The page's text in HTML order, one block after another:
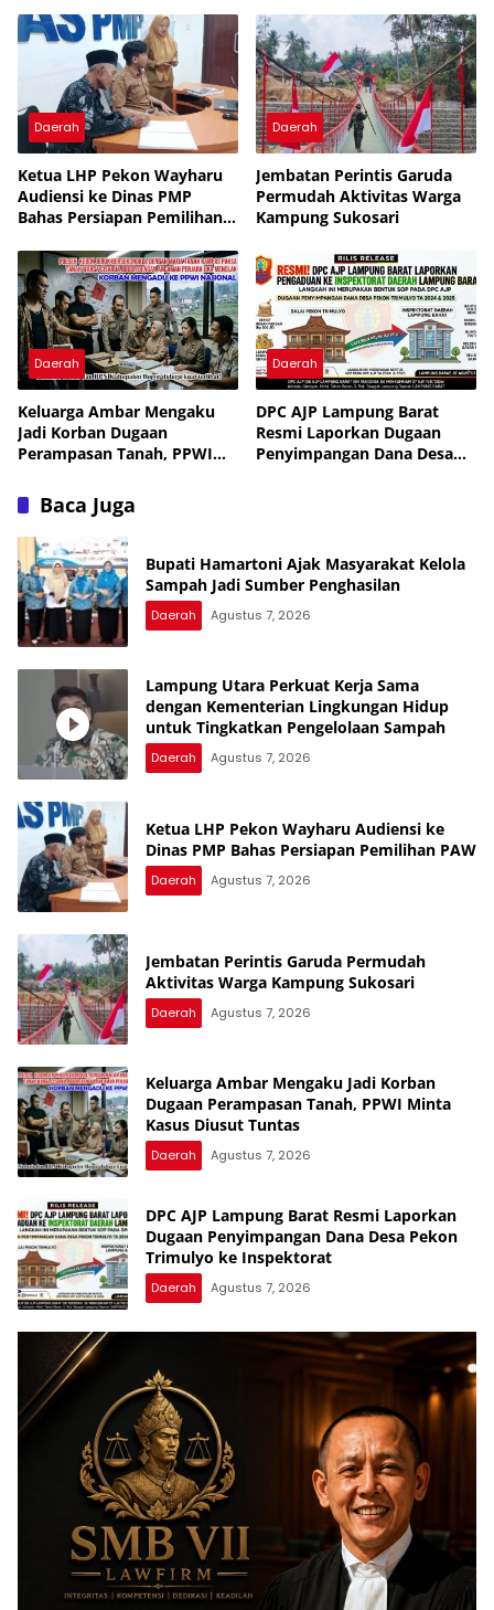
Pengelolaan Sampah
Daerah
Ketua LHP Pekon Wayharu
Audiensi ke Dinas PMP
Bahas Persiapan Pemilihan
Daerah
Jembatan Perintis Garuda
Permudah Aktivitas Warga
Kampung Sukosari
Daerah
Keluarga Ambar Mengaku
Jadi Korban Dugaan
Perampasan Tanah, PPWI
Daerah
DPC AJP Lampung Barat
Resmi Laporkan Dugaan
Penyimpangan Dana Desa
Baca Juga
Bupati Hamartoni Ajak Masyarakat Kelola
Sampah Jadi Sumber Penghasilan
Daerah Agustus 7, 2026
Lampung Utara Perkuat Kerja Sama
dengan Kementerian Lingkungan Hidup
untuk Tingkatkan Pengelolaan Sampah
Daerah Agustus 7, 2026
Ketua LHP Pekon Wayharu Audiensi ke
Dinas PMP Bahas Persiapan Pemilihan PAW
Daerah Agustus 7, 2026
Jembatan Perintis Garuda Permudah
Aktivitas Warga Kampung Sukosari
Daerah Agustus 7, 2026
Keluarga Ambar Mengaku Jadi Korban
Dugaan Perampasan Tanah, PPWI Minta
Kasus Diusut Tuntas
Daerah Agustus 7, 2026
DPC AJP Lampung Barat Resmi Laporkan
Dugaan Penyimpangan Dana Desa Pekon
Trimulyo ke Inspektorat
Daerah Agustus 7, 2026